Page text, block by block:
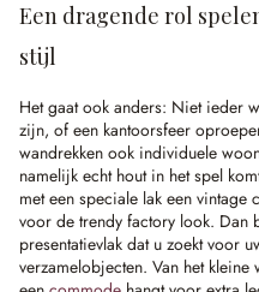
Een dragende rol
stijl
Het gaat ook anders: Niet ieder
zijn, of een kantoorsfeer
wandrekken ook individuele
namelijk echt hout in het spel
met een speciale lak een
voor de trendy factory look. Dan
presentatievlak dat u zoekt voor
verzamelobjecten. Van het